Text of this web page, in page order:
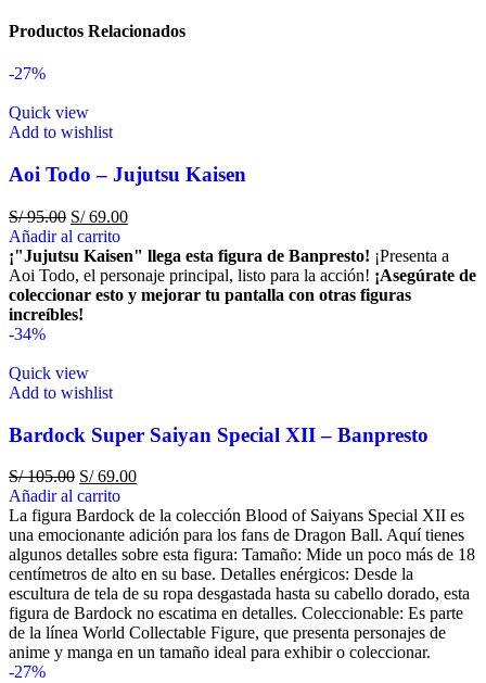
Productos Relacionados
-27%
Quick view
Add to wishlist
Aoi Todo – Jujutsu Kaisen
S/95.00 S/69.00
Añadir al carrito
¡"Jujutsu Kaisen" llega esta figura de Banpresto! ¡Presenta a
Aoi Todo, el personaje principal, listo para la acción! ¡Asegúrate de
coleccionar esto y mejorar tu pantalla con otras figuras
increíbles!
-34%
Quick view
Add to wishlist
Bardock Super Saiyan Special XII – Banpresto
S/105.00 S/69.00
Añadir al carrito
La figura Bardock de la colección Blood of Saiyans Special XII es
una emocionante adición para los fans de Dragon Ball. Aquí tienes
algunos detalles sobre esta figura: Tamaño: Mide un poco más de 18
centímetros de alto en su base. Detalles enérgicos: Desde la
escultura de tela de su ropa desgastada hasta su cabello dorado, esta
figura de Bardock no escatima en detalles. Coleccionable: Es parte
de la línea World Collectable Figure, que presenta personajes de
anime y manga en un tamaño ideal para exhibir o coleccionar.
-27%